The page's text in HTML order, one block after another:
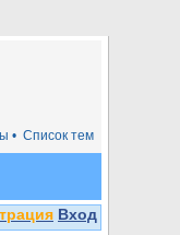
Список тем
•
Вход